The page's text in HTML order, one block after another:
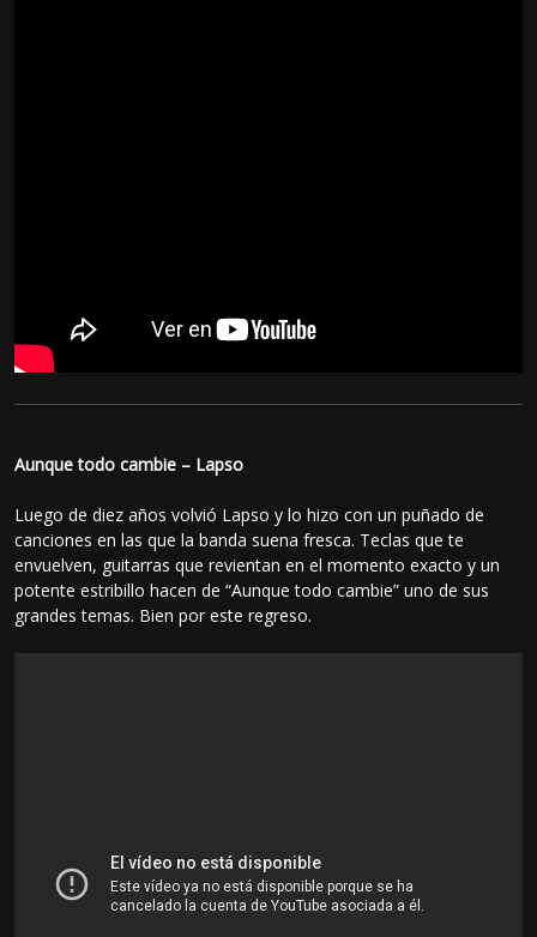
Aunque todo cambie – Lapso
Luego de diez años volvió Lapso y lo hizo con un puñado de
canciones en las que la banda suena fresca. Teclas que te
envuelven, guitarras que revientan en el momento exacto y un
potente estribillo hacen de “Aunque todo cambie” uno de sus
grandes temas. Bien por este regreso.